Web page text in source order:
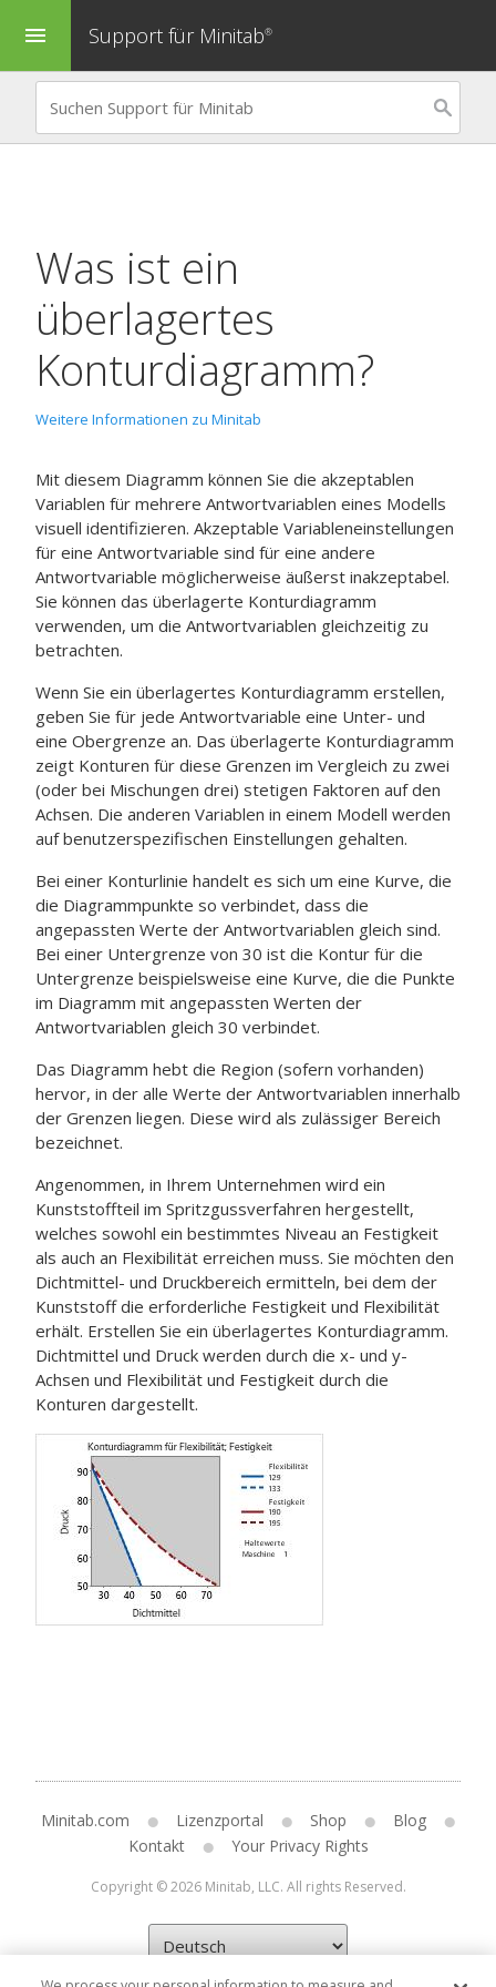
menu Support für Minitab®
Was ist ein
überlagertes
Konturdiagramm?
Weitere Informationen zu Minitab
Mit diesem Diagramm können Sie die akzeptablen
Variablen für mehrere Antwortvariablen eines Modells
visuell identifizieren. Akzeptable Variableneinstellungen
für eine Antwortvariable sind für eine andere
Antwortvariable möglicherweise äußerst inakzeptabel.
Sie können das überlagerte Konturdiagramm
verwenden, um die Antwortvariablen gleichzeitig zu
betrachten.
Wenn Sie ein überlagertes Konturdiagramm erstellen,
geben Sie für jede Antwortvariable eine Unter- und
eine Obergrenze an. Das überlagerte Konturdiagramm
zeigt Konturen für diese Grenzen im Vergleich zu zwei
(oder bei Mischungen drei) stetigen Faktoren auf den
Achsen. Die anderen Variablen in einem Modell werden
auf benutzerspezifischen Einstellungen gehalten.
Bei einer Konturlinie handelt es sich um eine Kurve, die
die Diagrammpunkte so verbindet, dass die
angepassten Werte der Antwortvariablen gleich sind.
Bei einer Untergrenze von 30 ist die Kontur für die
Untergrenze beispielsweise eine Kurve, die die Punkte
im Diagramm mit angepassten Werten der
Antwortvariablen gleich 30 verbindet.
Das Diagramm hebt die Region (sofern vorhanden)
hervor, in der alle Werte der Antwortvariablen innerhalb
der Grenzen liegen. Diese wird als zulässiger Bereich
bezeichnet.
Angenommen, in Ihrem Unternehmen wird ein
Kunststoffteil im Spritzgussverfahren hergestellt,
welches sowohl ein bestimmtes Niveau an Festigkeit
als auch an Flexibilität erreichen muss. Sie möchten den
Dichtmittel- und Druckbereich ermitteln, bei dem der
Kunststoff die erforderliche Festigkeit und Flexibilität
erhält. Erstellen Sie ein überlagertes Konturdiagramm.
Dichtmittel und Druck werden durch die x- und y-
Achsen und Flexibilität und Festigkeit durch die
Konturen dargestellt.
Minitab.com Lizenzportal Shop
Blog
Kontakt
Your Privacy Rights
Copyright © 2026 Minitab, LLC. All rights Reserved.